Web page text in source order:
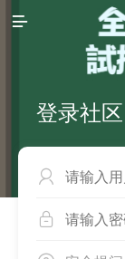

登录社区

